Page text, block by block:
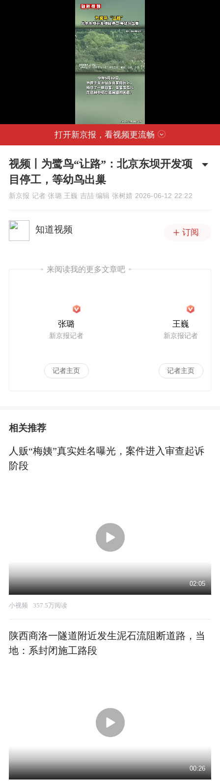
打开新京报，看视频更流畅
视频丨为鹭鸟“让路”：北京东坝开发项
目停工，等幼鸟出巢
新京报 记者 张璐 王巍 吉喆 编辑 张树婧 2026-06-12 22:22
知道视频 订阅
来阅读我的更多文章吧
张璐
新京报记者
记者主页
王巍
新京报记者
记者主页
相关推荐
人贩“梅姨”真实姓名曝光，案件进入审查起诉
阶段
02:05
小视频 357.5万阅读
陕西商洛一隧道附近发生泥石流阻断道路，当
地：系封闭施工路段
00:26